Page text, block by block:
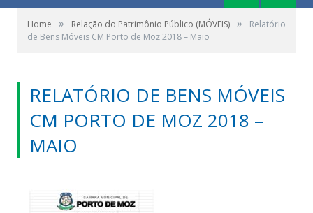
Home » Relação do Patrimônio Público (MÓVEIS) »
Relatório
de Bens Móveis CM Porto de Moz 2018 – Maio
RELATÓRIO DE BENS MÓVEIS
CM PORTO DE MOZ 2018 –
MAIO